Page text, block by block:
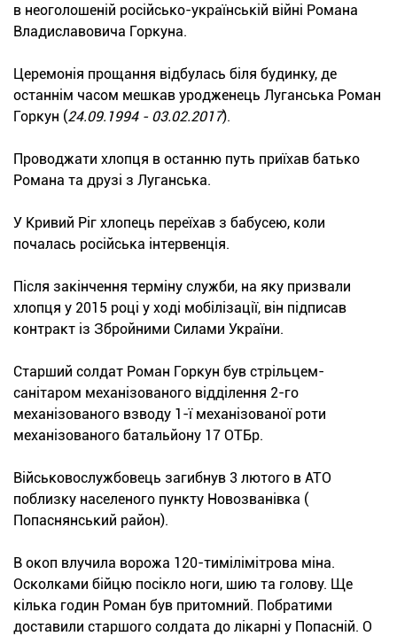
в неоголошеній російсько-українській війні Романа
Владиславовича Горкуна.
Церемонія прощання відбулась біля будинку, де
останнім часом мешкав уродженець Луганська Роман
Горкун (24.09.1994 - 03.02.2017).
Проводжати хлопця в останню путь приїхав батько
Романа та друзі з Луганська.
У Кривий Ріг хлопець переїхав з бабусею, коли
почалась російська інтервенція.
Після закінчення терміну служби, на яку призвали
хлопця у 2015 році у ході мобілізації, він підписав
контракт із Збройними Силами України.
Старший солдат Роман Горкун був стрільцем-
санітаром механізованого відділення 2-го
механізованого взводу 1-ї механізованої роти
механізованого батальйону 17 ОТБр.
Військовослужбовець загибнув 3 лютого в АТО
поблизку населеного пункту Новозванівка (
Попаснянський район).
В окоп влучила ворожа 120-тимілімітрова міна.
Осколками бійцю посікло ноги, шию та голову. Ще
кілька годин Роман був притомний. Побратими
доставили старшого солдата до лікарні у Попасній. О